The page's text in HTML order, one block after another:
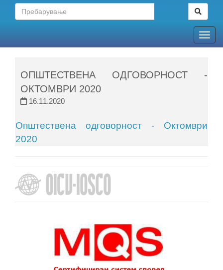
ОПШТЕСТВЕНА ОДГОВОРНОСТ -
ОКТОМВРИ 2020
16.11.2020
Општествена одговорност - Октомври
2020